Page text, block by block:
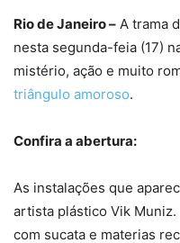
Rio de Janeiro – A trama
nesta segunda-feia (17)
mistério, ação e muito
triângulo amoroso.
Confira a abertura:
As instalações que
artista plástico Vik
com sucata e materias